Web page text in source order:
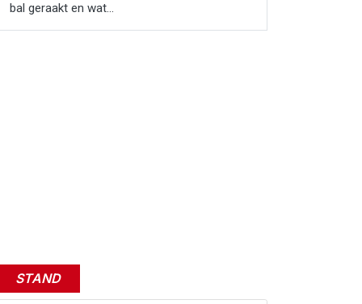
bal geraakt en wat...
STAND